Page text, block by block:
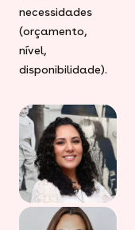
necessidades
(orçamento,
nível,
disponibilidade).